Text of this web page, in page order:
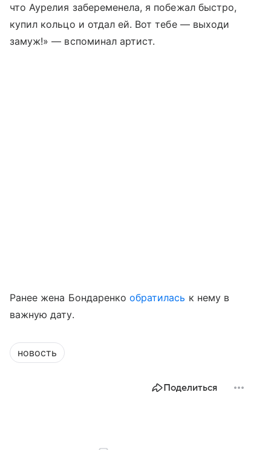
что Аурелия забеременела, я побежал быстро,
купил кольцо и отдал ей. Вот тебе — выходи
замуж!» — вспоминал артист.
Ранее жена Бондаренкообратилась к нему в
важную дату.
новость
Поделиться